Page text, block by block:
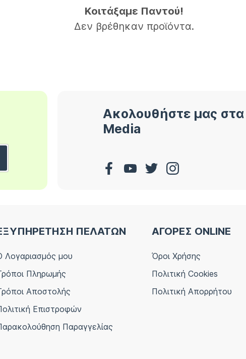
Κοιτάξαμε Παντού!
Δεν βρέθηκαν προϊόντα.
Ακολουθήστε μας
Media
ΠΕΛΑΤΩΝ
Λογαριασμός μου
Πληρωμής
Αποστολής
Επιστροφών
Παραγγελίας
ΑΓΟΡΕΣ ONLINE
Όροι Χρήσης
Πολιτική Cookies
Πολιτική Απορρήτου